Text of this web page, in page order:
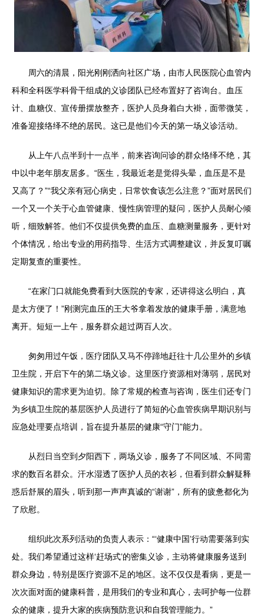
周六的清晨，阳光刚刚洒向社区广场，由市人民医院心血管内
科和全科医学科骨干组成的义诊团队已经布置好了咨询台。血压
计、血糖仪、宣传册摆放整齐，医护人员身着白大褂，面带微笑，
准备迎接络绎不绝的居民。这已是他们今天的第一场义诊活动。
从上午八点半到十一点半，前来咨询问诊的群众络绎不绝，其
中以中老年朋友居多。“医生，我最近老是觉得头晕，血压是不是
又高了？”“我父亲有冠心病史，日常饮食该怎么注意？”面对居民们
一个又一个关于心血管健康、慢性病管理的疑问，医护人员耐心倾
听，细致解答。他们不仅提供免费的血压、血糖测量服务，更针对
个体情况，给出专业的用药指导、生活方式调整建议，并反复叮嘱
定期复查的重要性。
“在家门口就能免费看到大医院的专家，还讲得这么明白，真
是太方便了！”刚测完血压的王大爷拿着发放的健康手册，满意地
离开。短短一上午，服务群众超过两百人次。
匆匆用过午饭，医疗团队又马不停蹄地赶往十几公里外的乡镇
卫生院，开启下午的第二场义诊。这里医疗资源相对薄弱，居民对
健康知识的需求更为迫切。除了常规的检查与咨询，医生们还专门
为乡镇卫生院的基层医护人员进行了简短的心血管疾病早期识别与
应急处理要点培训，旨在提升基层的健康“守门”能力。
从烈日当空到夕阳西下，两场义诊，服务了不同区域、不同需
求的数百名群众。汗水湿透了医护人员的衣衫，但看到群众解疑释
惑后舒展的眉头，听到那一声声真诚的“谢谢”，所有的疲惫都化为
了欣慰。
组织此次系列活动的负责人表示：“‘健康中国’行动需要落到实
处。我们希望通过这样‘赶场式’的密集义诊，主动将健康服务送到
群众身边，特别是医疗资源不足的地区。这不仅仅是看病，更是一
次次面对面的健康科普，是用我们的专业和真心，去呵护每一位群
众的健康，提升大家的疾病预防意识和自我管理能力。”